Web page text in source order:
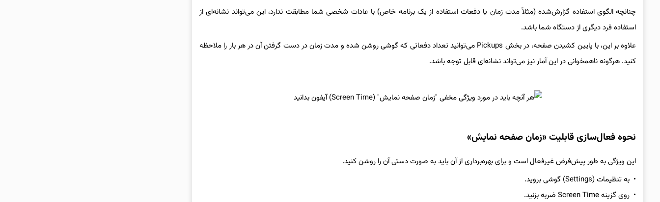
چنانچه الگوی استفاده گزارش‌شده (مثلاً مدت زمان یا دفعات استفاده از یک برنامه خاص) با عادات شخصی شما مطابقت ندارد، این می‌تواند نشانه‌ای از
استفاده فرد دیگری از دستگاه شما باشد.
علاوه بر این، با پایین کشیدن صفحه، در بخش Pickups می‌توانید تعداد دفعاتی که گوشی روشن شده و مدت زمان در دست گرفتن آن در هر بار را ملاحظه
کنید. هرگونه ناهمخوانی در این آمار نیز می‌تواند نشانه‌ای قابل توجه باشد.
نحوه فعال‌سازی قابلیت «زمان صفحه نمایش»
این ویژگی به طور پیش‌فرض غیرفعال است و برای بهره‌برداری از آن باید به صورت دستی آن را روشن کنید.
• به تنظیمات (Settings) گوشی بروید.
• روی گزینه Screen Time ضربه بزنید.